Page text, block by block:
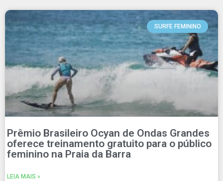
SURFE FEMININO
Prêmio Brasileiro Ocyan de Ondas Grandes
oferece treinamento gratuito para o público
feminino na Praia da Barra
LEIA MAIS »